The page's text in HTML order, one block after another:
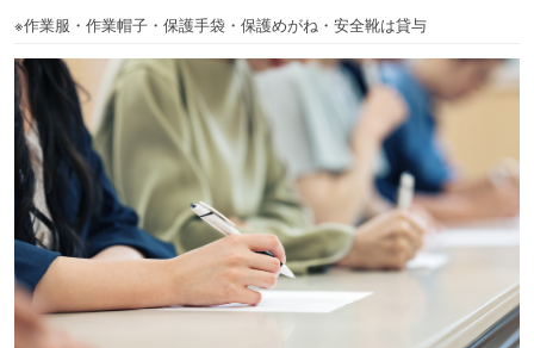
※作業服・作業帽子・保護手袋・保護めがね・安全靴は貸与